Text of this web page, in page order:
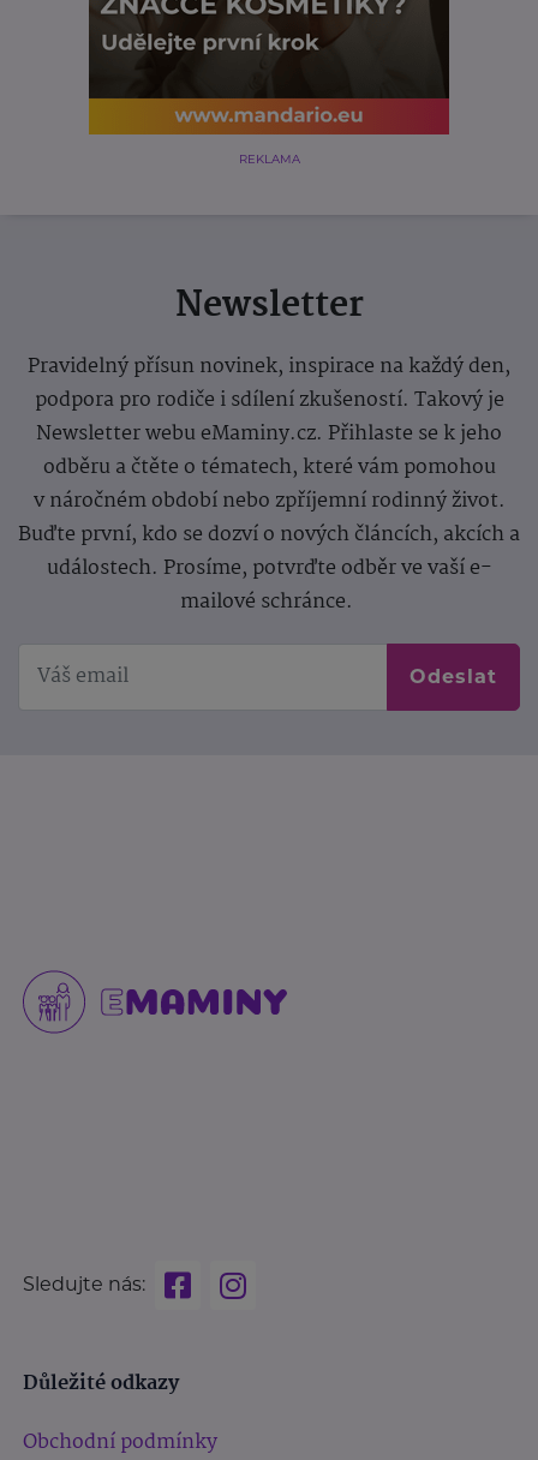
REKLAMA
Newsletter
Pravidelný přísun novinek, inspirace na každý den,
podpora pro rodiče i sdílení zkušeností. Takový je
Newsletter webu eMaminy.cz. Přihlaste se k jeho
odběru a čtěte o tématech, které vám pomohou
v náročném období nebo zpříjemní rodinný život.
Buďte první, kdo se dozví o nových článcích, akcích a
událostech. Prosíme, potvrďte odběr ve vaší e-
mailové schránce.
Odeslat
Sledujte nás:
Důležité odkazy
Obchodní podmínky